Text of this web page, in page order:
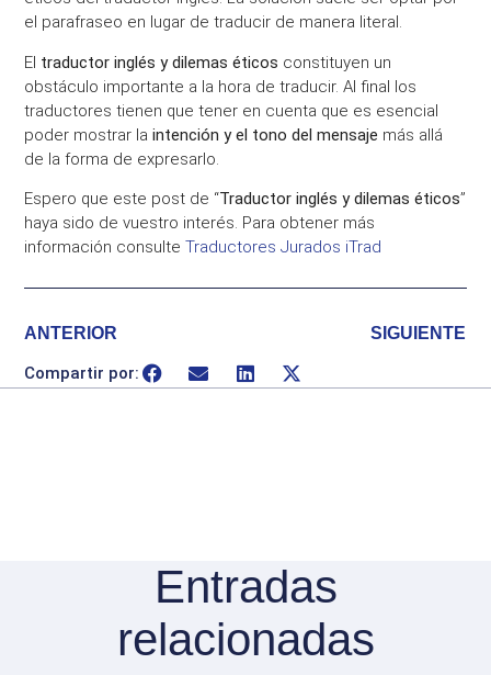
el parafraseo en lugar de traducir de manera literal.
El traductor inglés y dilemas éticos constituyen un
obstáculo importante a la hora de traducir. Al final los
traductores tienen que tener en cuenta que es esencial
poder mostrar laintención y el tono del mensaje más allá
de la forma de expresarlo.
Espero que este post de “Traductor inglés y dilemas éticos”
haya sido de vuestro interés. Para obtener más
información consulteTraductores Jurados iTrad
ANTERIOR SIGUIENTE
Compartir por:
Entradas
relacionadas